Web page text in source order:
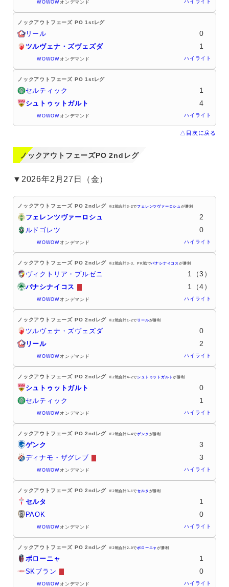
WOWOW オンデマンド ハイライト
ノックアウトフェーズ PO 1stレグ
リール 0
ツルヴェナ・ズヴェズダ 1
WOWOW オンデマンド ハイライト
ノックアウトフェーズ PO 1stレグ
セルティック 1
シュトゥットガルト 4
WOWOW オンデマンド ハイライト
△目次に戻る
ノックアウトフェーズPO 2ndレグ
▼2026年2月27日（金）
ノックアウトフェーズ PO 2ndレグ ※2戦合計3-2でフェレンツヴァーロシュが勝利
フェレンツヴァーロシュ 2
ルドゴレツ 0
WOWOW オンデマンド ハイライト
ノックアウトフェーズ PO 2ndレグ ※2戦合計3-3、PK戦でパナシナイコスが勝利
ヴィクトリア・プルゼニ 1（3）
パナシナイコス 1（4）
WOWOW オンデマンド ハイライト
ノックアウトフェーズ PO 2ndレグ ※2戦合計1-2でリールが勝利
ツルヴェナ・ズヴェズダ 0
リール 2
WOWOW オンデマンド ハイライト
ノックアウトフェーズ PO 2ndレグ ※2戦合計4-2でシュトゥットガルトが勝利
シュトゥットガルト 0
セルティック 1
WOWOW オンデマンド ハイライト
ノックアウトフェーズ PO 2ndレグ ※2戦合計6-4でゲンク が勝利
ゲンク 3
ディナモ・ザグレブ 3
WOWOW オンデマンド ハイライト
ノックアウトフェーズ PO 2ndレグ ※2戦合計3-1でセルタ が勝利
セルタ 1
PAOK 0
WOWOW オンデマンド ハイライト
ノックアウトフェーズ PO 2ndレグ ※2戦合計2-0でボローニャが勝利
ボローニャ 1
SKブラン 0
WOWOW オンデマンド ハイライト